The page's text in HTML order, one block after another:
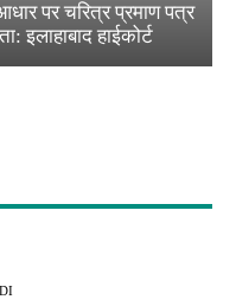
पर चरित्र प्रमाण पत्र
इलाहाबाद हाईकोर्ट